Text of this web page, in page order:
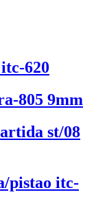
620
805 9mm
st/08
pistao itc-